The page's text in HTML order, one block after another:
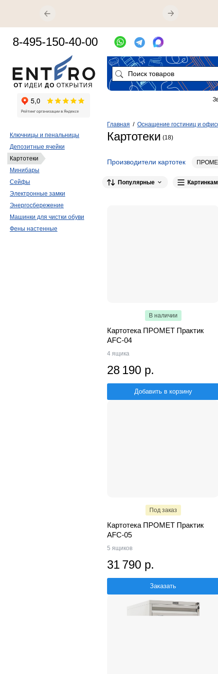
Главная / Оснащение гостиниц и
Картотеки (18)
Производители картотек
Популярные
В наличии
Картотека ПРОМЕТ Практик
AFC-04
4 ящика
28 190 р.
Добавить в корзину
Под заказ
Картотека ПРОМЕТ Практик
AFC-05
5 ящиков
31 790 р.
Заказать
Ключницы и пенальницы
Депозитные ячейки
Картотеки
Минибары
Сейфы
Электронные замки
Энергосбережение
Машинки для чистки обуви
Фены настенные
ОТ ИДЕИ ДО ОТКРЫТИЯ
8-495-150-40-00